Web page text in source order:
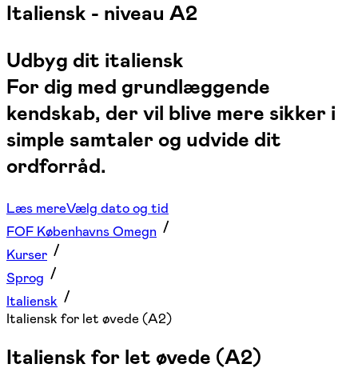
Italiensk - niveau A2
Udbyg dit italiensk
For dig med grundlæggende
kendskab, der vil blive mere sikker i
simple samtaler og udvide dit
ordforråd.
Læs mereVælg dato og tid
FOF Københavns Omegn
Kurser
Sprog
Italiensk
Italiensk for let øvede (A2)
Italiensk for let øvede (A2)